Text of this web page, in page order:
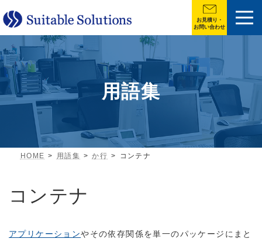
お見積り・
お問い合わせ
用語集
HOME 用語集 か行 コンテナ
コンテナ
アプリケーションやその依存関係を単一のパッケージにまと